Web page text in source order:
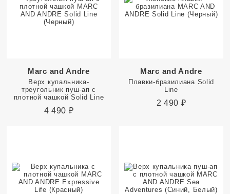
Marc and Andre
Верх купальника-
треугольник пуш-ап с
плотной чашкой Solid Line
4 490 ₽
Marc and Andre
Плавки-бразилиана Solid
Line
2 490 ₽